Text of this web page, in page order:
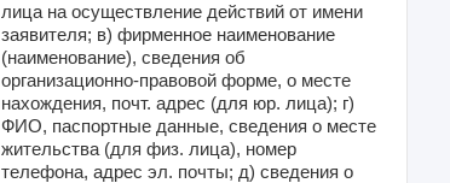
лица на осуществление действий от имени
заявителя; в) фирменное наименование
(наименование), сведения об
организационно-правовой форме, о месте
нахождения, почт. адрес (для юр. лица); г)
ФИО, паспортные данные, сведения о месте
жительства (для физ. лица), номер
телефона, адрес эл. почты; д) сведения о